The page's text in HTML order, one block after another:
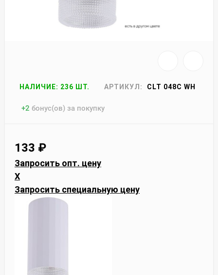
НАЛИЧИЕ: 236 ШТ. АРТИКУЛ: CLT 048C WH
+2 бонус(ов) за покупку
133 ₽
Запросить опт. цену
X
Запросить специальную цену